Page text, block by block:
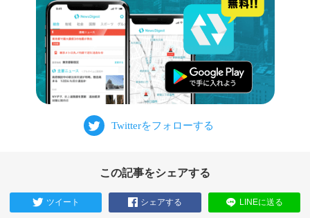
この記事をシェアする
ツイート シェアする LINEに送る